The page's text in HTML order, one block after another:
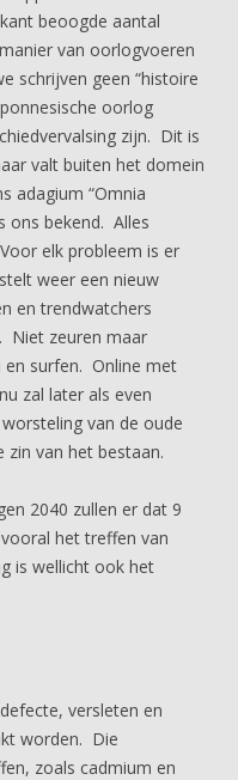
beoogde aantal
van oorlogvoeren
schrijven geen “histoire
oorlog
zijn. Dit is
valt buiten het domein
adagium “Omnia
ons bekend. Alles
elk probleem is er
weer een nieuw
en trendwatchers
Niet zeuren maar
surfen. Online met
zal later als even
van de oude
zin van het bestaan.
2040 zullen er dat 9
het treffen van
is wellicht ook het
versleten en
worden. Die
zoals cadmium en